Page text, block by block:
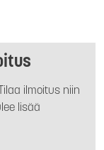
ilmoitus niin
lisää